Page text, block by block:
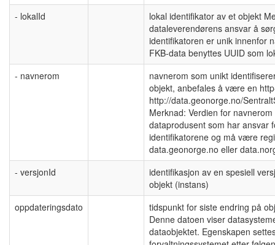
- lokalId
lokal identifikator av et objekt
dataleverendørens ansvar å
identifikatoren er unik innenfor
FKB-data benyttes UUID som
- navnerom
navnerom som unikt
objekt, anbefales å være en
http://data.geonorge.no/
Merknad: Verdien for
dataprodusent som har ansvar
identifikatorene og må være
data.geonorge.no eller
- versjonId
identifikasjon av en spesiell
objekt (instans)
oppdateringsdato
tidspunkt for siste endring på
Denne datoen viser
dataobjektet. Egenskapen